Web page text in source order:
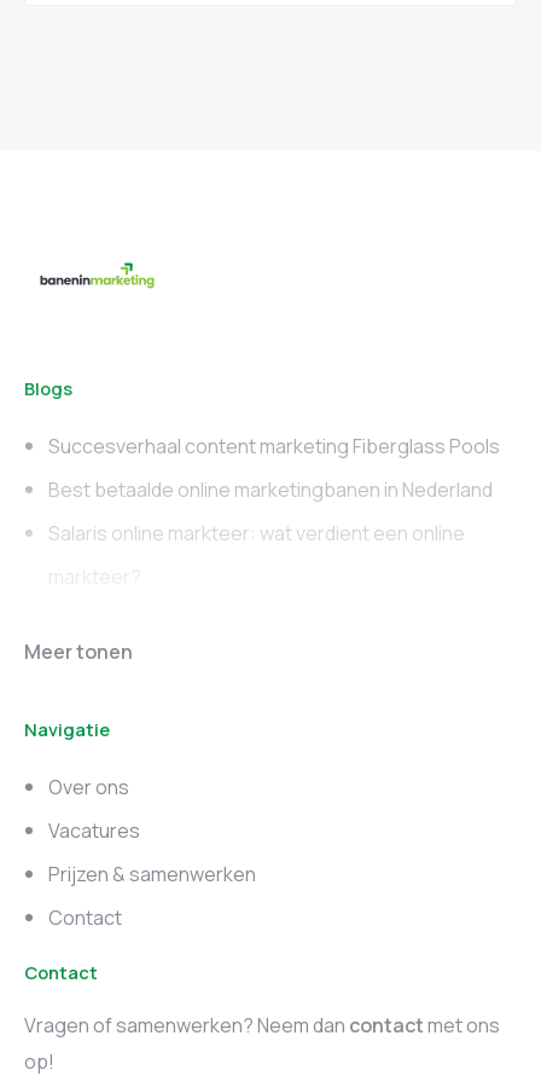
Blogs
Succesverhaal content marketing Fiberglass Pools
Best betaalde online marketingbanen in Nederland
Salaris online markteer: wat verdient een online
markteer?
Online marketing
Marketing vacatures
Zuid-Holland
Marketing vacatures
Utrecht
Meer tonen
Navigatie
Over ons
Vacatures
Prijzen & samenwerken
Contact
Contact
Vragen of samenwerken? Neem dan contactmet ons
op!